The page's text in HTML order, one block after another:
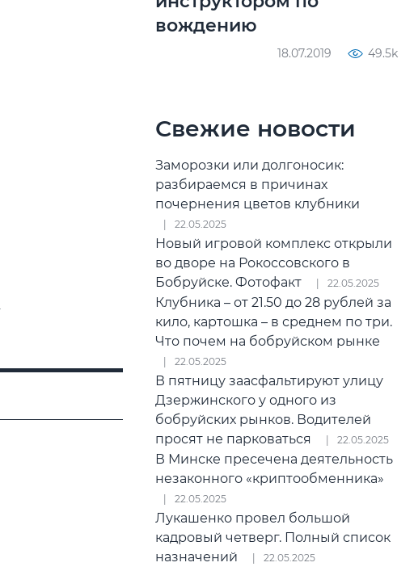
вождению
18.07.2019 49.5k
Свежие новости
Заморозки или долгоносик:
разбираемся в причинах
почернения цветов клубники
22.05.2025
Новый игровой комплекс открыли
во дворе на Рокоссовского в
Бобруйске. Фотофакт
22.05.2025
Клубника – от 21.50 до 28 рублей за
кило, картошка – в среднем по три.
Что почем на бобруйском рынке
22.05.2025
В пятницу заасфальтируют улицу
Дзержинского у одного из
бобруйских рынков. Водителей
просят не парковаться
22.05.2025
В Минске пресечена деятельность
незаконного «криптообменника»
22.05.2025
Лукашенко провел большой
кадровый четверг. Полный список
назначений
22.05.2025